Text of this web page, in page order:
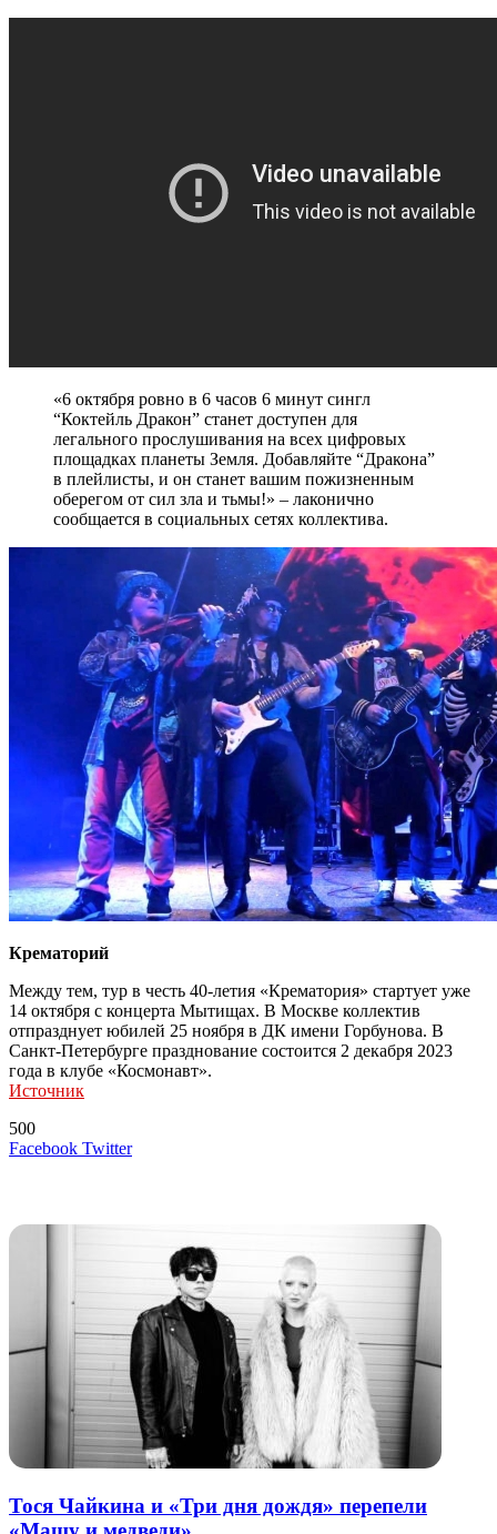
«6 октября ровно в 6 часов 6 минут сингл
“Коктейль Дракон” станет доступен для
легального прослушивания на всех цифровых
площадках планеты Земля. Добавляйте “Дракона”
в плейлисты, и он станет вашим пожизненным
оберегом от сил зла и тьмы!» – лаконично
сообщается в социальных сетях коллектива.
Крематорий
Между тем, тур в честь 40-летия «Крематория» стартует уже
14 октября с концерта Мытищах. В Москве коллектив
отпразднует юбилей 25 ноября в ДК имени Горбунова. В
Санкт-Петербурге празднование состоится 2 декабря 2023
года в клубе «Космонавт».
Источник
500
Facebook TwitterLinkedIn
Tumblr
Reddit
Вконтакте
Одноклассники
Skype
Messenger
Messenger
WhatsApp
Telegram
Viber
Line
Поделиться
Печатать
Тося Чайкина и «Три дня дождя» перепели